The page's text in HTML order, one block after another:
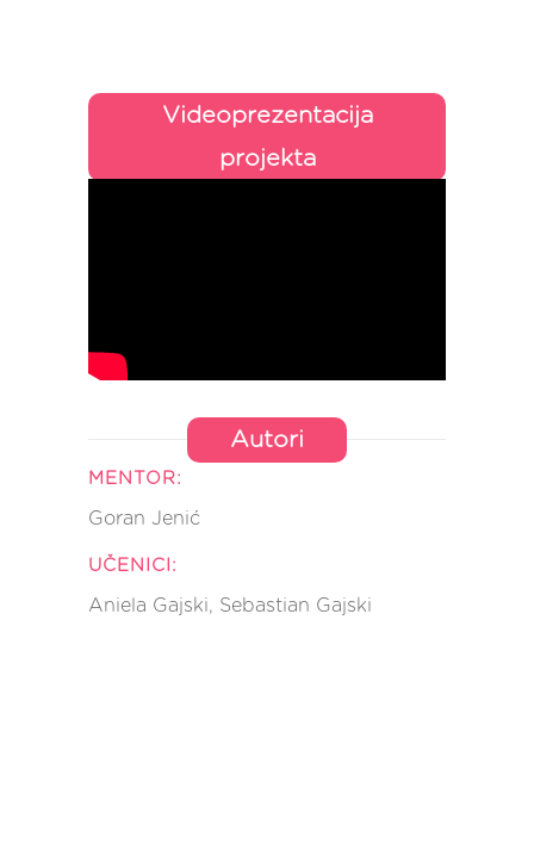
Videoprezentacija
projekta
Autori
MENTOR:
Goran Jenić
UČENICI:
Aniela Gajski, Sebastian Gajski